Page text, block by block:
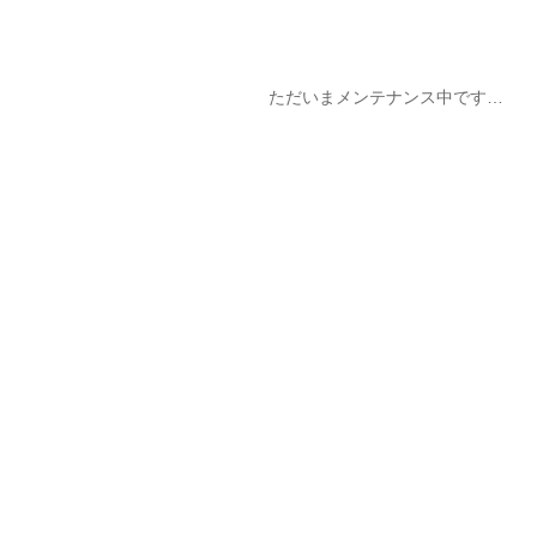
ただいまメンテナンス中です…